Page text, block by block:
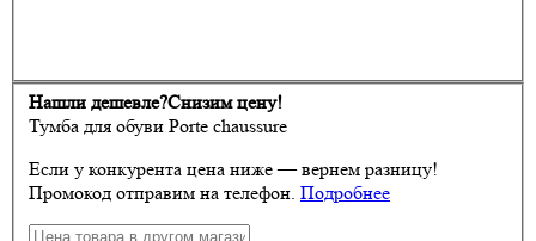
Нашли дешевле?Снизим цену!
Тумба для обуви Porte chaussure
Если у конкурента цена ниже — вернем разницу!
Промокод отправим на телефон. Подробнее